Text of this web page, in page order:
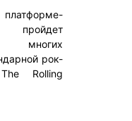
пройдет
многих
рок-
Rolling